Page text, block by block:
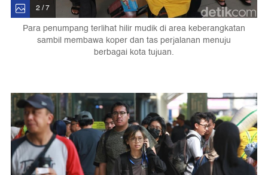
2 / 7
Para penumpang terlihat hilir mudik di area keberangkatan
sambil membawa koper dan tas perjalanan menuju
berbagai kota tujuan.